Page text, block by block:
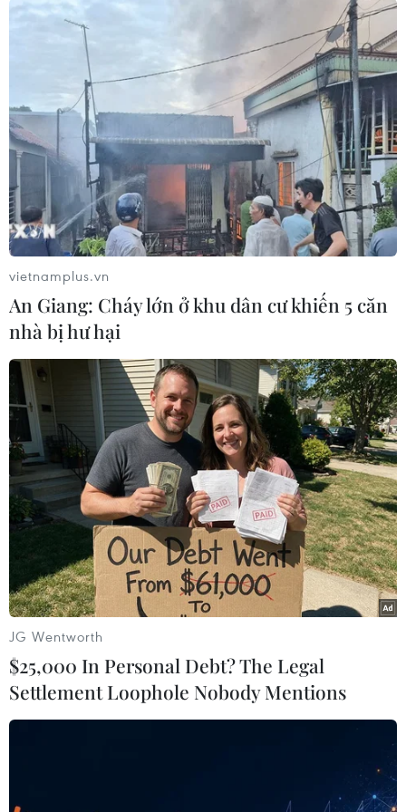
Kết quả vòng 11 V-League 2019
Becamex Bình Dương - Than Quảng Ninh 0-2
Nam Định - Hà Nội 2-0
Thanh Hóa - Sài Gòn FC 2-1
Viettel - Hải Phòng 2-0
SHB Đà Nẵng - Hoàng Anh Gia Lai 2-1
Sanna Khánh Hòa - Quảng Nam 3-2
(Vietnam+)
#Hoàng Anh Gia Lai #SHB Đà Nẵng
#Quảng Nam
#Sanna Khánh Hòa
#V-League 2019
TP. Đà Nẵng
Khánh Hòa
Theo dõi VietnamPlus
vietnamplus.vn
An Giang: Cháy lớn ở khu dân cư khiến 5 căn
nhà bị hư hại
JG Wentworth
$25,000 In Personal Debt? The Legal
Settlement Loophole Nobody Mentions